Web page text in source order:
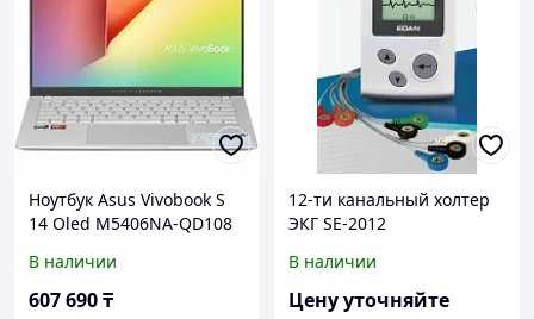
Ноутбук Asus Vivobook S
14 Oled M5406NA-QD108
В наличии
607 690₸
12-ти канальный холтер
ЭКГ SE-2012
В наличии
Цену уточняйте